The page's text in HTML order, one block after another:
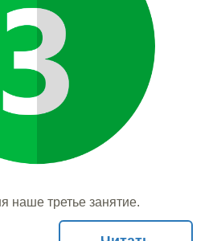
наше третье занятие.